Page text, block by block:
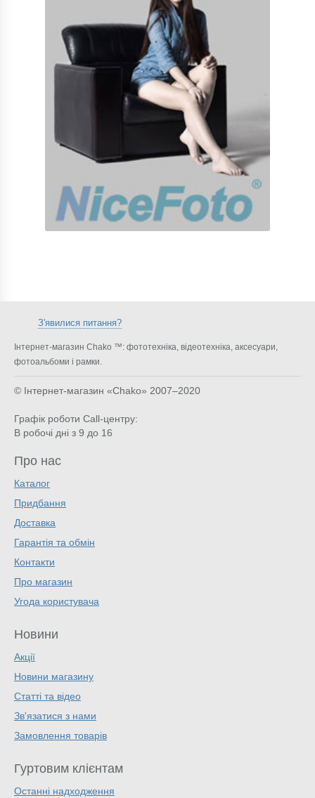
З'явилися питання?
Інтернет-магазин Chako ™: фототехніка, відеотехніка, аксесуари,
фотоальбоми і рамки.
© Інтернет-магазин «Chako» 2007–2020
Графік роботи Call-центру:
В робочі дні з 9 до 16
Про нас
Каталог
Придбання
Доставка
Гарантія та обмін
Контакти
Про магазин
Угода користувача
Новини
Акції
Новини магазину
Статті та відео
Зв'язатися з нами
Замовлення товарів
Гуртовим клієнтам
Останні надходження